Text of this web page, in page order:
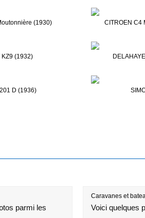
(1930) CITROEN C4
KZ9 (1932)
D (1936)
parmi les
Caravanes et
Voici quelques